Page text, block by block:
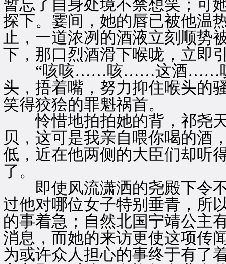
暂忘了自身处境不禁想笑；可
探下。霎间，她的唇已被他温
止，一道浓冽的酒液立刻顺势
下，那口烈酒滑下喉咙，立即
“咳咳……咳……这酒……咳
头，捂着嘴，努力抑住喉头的
笑得狡狯的罪魁祸首。
怜惜地拍拍她的背，祁尧天
贝，这可是我亲自喂你喝的酒
低，近在他两侧的大臣们却听
了。
即使风流潇洒的尧殿下令不
过他对哪位女子特别垂青，所
的事着急；自然北国宁靖公主
消息，而她的来访更使这项传
为或许众人担心的事终于有了